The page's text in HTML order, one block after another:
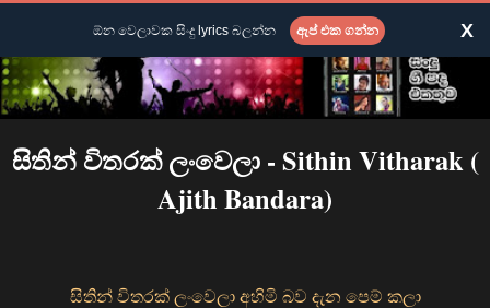
සිතින් විතරක් ලංවෙලා - Sithin Vitharak (
Ajith Bandara)
සිතින් විතරක් ලංවෙලා අහිමි බව දැන පෙම් කලා
ඕන වෙලාවක සිංදු lyrics බලන්න ඇප් එක ගන්න X